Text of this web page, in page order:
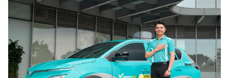
của Green […]